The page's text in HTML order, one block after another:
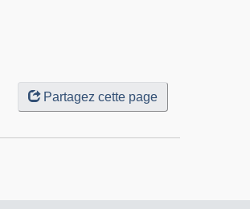
Partagez cette page